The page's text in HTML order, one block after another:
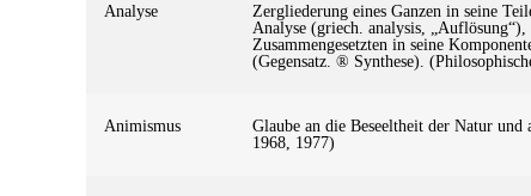
Analyse
Zergliederung eines Ganzen in seine
Analyse (griech. analysis,
Zusammengesetzten in seine
(Gegensatz. ® Synthese).
Animismus
Glaube an die Beseeltheit der Natur
1968, 1977)